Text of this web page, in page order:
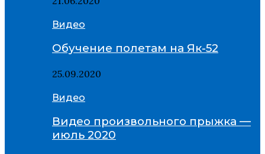
Видео
Обучение полетам на Як-52
25.09.2020
Видео
Видео произвольного прыжка —
июль 2020